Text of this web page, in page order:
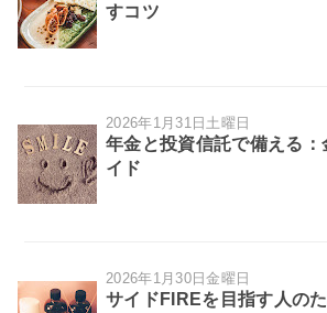
すコツ
2026年1月31日土曜日
年金と投資信託で備える
イド
2026年1月30日金曜日
サイドFIREを目指す人の